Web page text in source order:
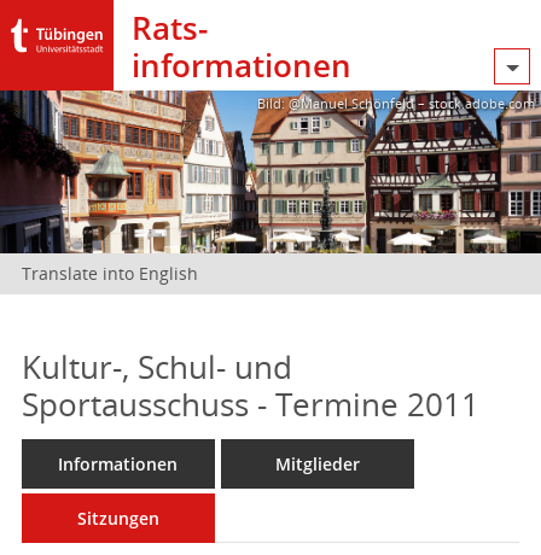
Rats­
informationen
Bild: @Manuel Schönfeld – stock.adobe.com
Translate into English
Kultur-, Schul- und
Sportausschuss - Termine 2011
Informationen Mitglieder
Sitzungen